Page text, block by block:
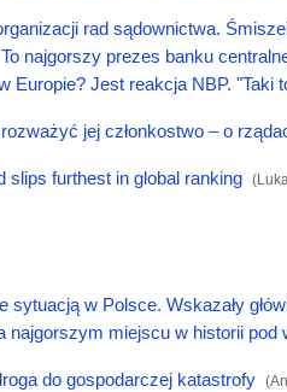
rad sądownictwa.
najgorszy prezes banku
Europie? Jest reakcja NBP. "Taki
jej członkostwo – o
slips furthest in global ranking
sytuacją w Polsce. Wskazały
najgorszym miejscu w historii pod
do gospodarczej katastrofy